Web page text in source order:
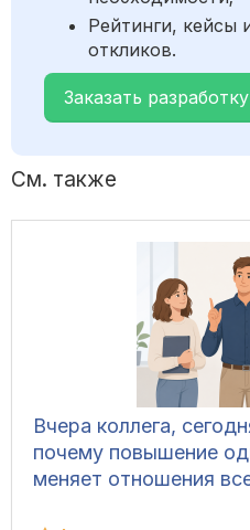
Рейтинги, кейсы
откликов.
Заказать разработку
См. также
Вчера коллега,
почему повышение
меняет отношения